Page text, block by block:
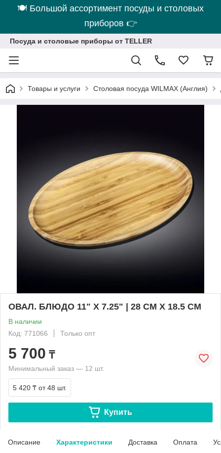
🍽 Большой ассортимент посуды и столовых
приборов 👉
Посуда и столовые приборы от TELLER
Товары и услуги Столовая посуда WILMAX (Англия)
ОВАЛ. БЛЮДО 11" X 7.25" | 28 CM X 18.5 CM
В наличии
Код: 771066
Только опт
5 700 ₸
Минимальный заказ — 12 шт.
5 420 ₸ от 48 шт.
Купить
Описание Характеристики Доставка Оплата